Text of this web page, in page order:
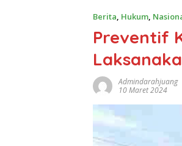
Berita, Hukum,
Preventif
Admindarahjuang
10 Maret 2024